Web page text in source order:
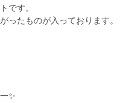
です。
ったものが入っております。
✨